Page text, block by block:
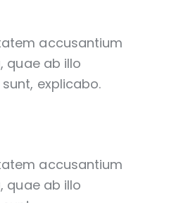
accusantium
quae ab illo
explicabo.
accusantium
quae ab illo